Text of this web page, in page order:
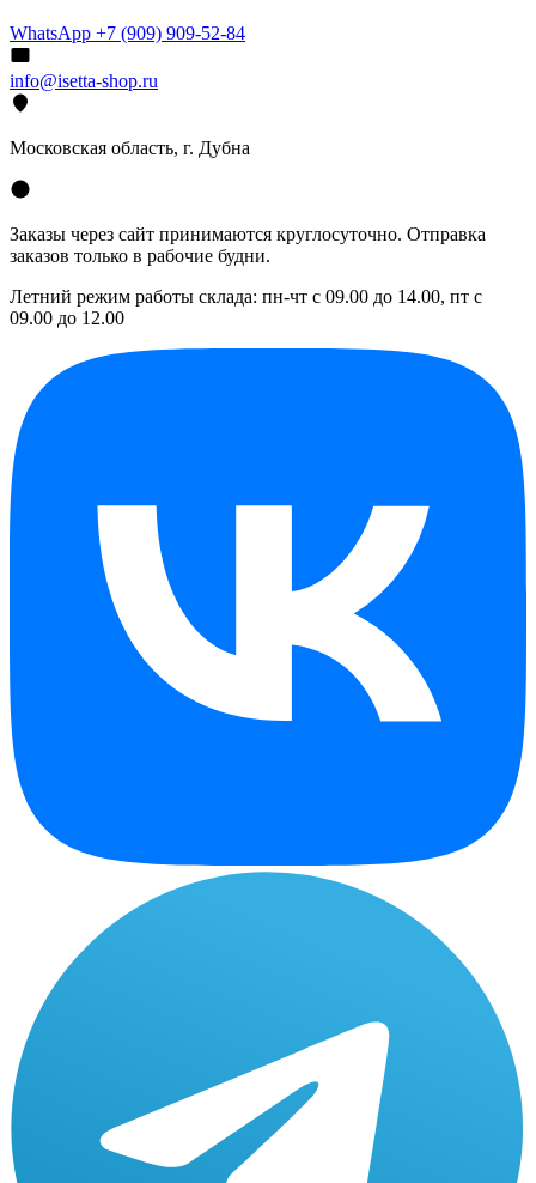
WhatsApp +7 (909) 909-52-84
info@isetta-shop.ru
Московская область, г. Дубна
Заказы через сайт принимаются круглосуточно. Отправка
заказов только в рабочие будни.
Летний режим работы склада: пн-чт с 09.00 до 14.00, пт с
09.00 до 12.00